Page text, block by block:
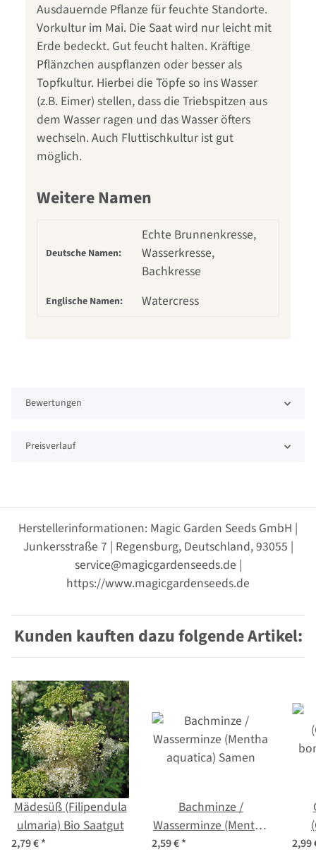
Ausdauernde Pflanze für feuchte Standorte.
Vorkultur im Mai. Die Saat wird nur leicht mit
Erde bedeckt. Gut feucht halten. Kräftige
Pflänzchen auspflanzen oder besser als
Topfkultur. Hierbei die Töpfe so ins Wasser
(z.B. Eimer) stellen, dass die Triebspitzen aus
dem Wasser ragen und das Wasser öfters
wechseln. Auch Fluttischkultur ist gut
möglich.
Weitere Namen
Deutsche Namen:
Echte Brunnenkresse,
Wasserkresse,
Bachkresse
Englische Namen: Watercress
Bewertungen
Preisverlauf
Herstellerinformationen: Magic Garden Seeds GmbH |
Junkersstraße 7 | Regensburg, Deutschland, 93055 |
service@magicgardenseeds.de |
https://www.magicgardenseeds.de
Kunden kauften dazu folgende Artikel:
Mädesüß (Filipendula
ulmaria) Bio Saatgut
2,79 €*
Bachminze /
Wasserminze (Mentha
aquatica) Samen
2,59 €* 2,99